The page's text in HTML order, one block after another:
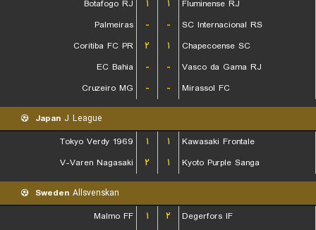
Botafogo RJ
۱ ۱
Fluminense RJ
Palmeiras
- -
SC Internacional RS
Coritiba FC PR
۲ ۱
Chapecoense SC
EC Bahia
- -
Vasco da Gama RJ
Cruzeiro MG
- - Mirassol FC
Japan J League
Tokyo Verdy 1969
۱ ۱
Kawasaki Frontale
V-Varen Nagasaki
۲ ۱ Kyoto Purple Sanga
Sweden Allsvenskan
Malmo FF
۱ ۲
Degerfors IF